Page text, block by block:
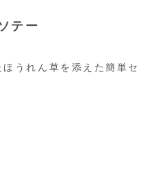
テー
うれん草を添えた簡単セ